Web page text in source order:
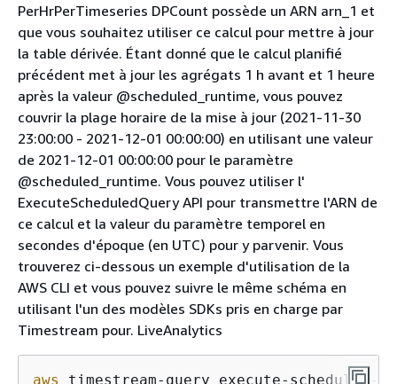
PerHrPerTimeseries DPCount possède un ARN arn_1 et
que vous souhaitez utiliser ce calcul pour mettre à jour
la table dérivée. Étant donné que le calcul planifié
précédent met à jour les agrégats 1 h avant et 1 heure
après la valeur @scheduled_runtime, vous pouvez
couvrir la plage horaire de la mise à jour (2021-11-30
23:00:00 - 2021-12-01 00:00:00) en utilisant une valeur
de 2021-12-01 00:00:00 pour le paramètre
@scheduled_runtime. Vous pouvez utiliser l'
ExecuteScheduledQuery API pour transmettre l'ARN de
ce calcul et la valeur du paramètre temporel en
secondes d'époque (en UTC) pour y parvenir. Vous
trouverez ci-dessous un exemple d'utilisation de la
AWS CLI et vous pouvez suivre le même schéma en
utilisant l'un des modèles SDKs pris en charge par
Timestream pour. LiveAnalytics
aws timestream-query execute-scheduled-